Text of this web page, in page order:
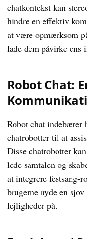
chatkontekst kan
hindre en effektiv
at være opmærksom
lade dem påvirke ens
Robot Chat:
Robot chat indebærer
chatrobotter til at
Disse chatrobotter
lede samtalen og
at integrere festsang-
brugerne nyde en
lejligheder på.